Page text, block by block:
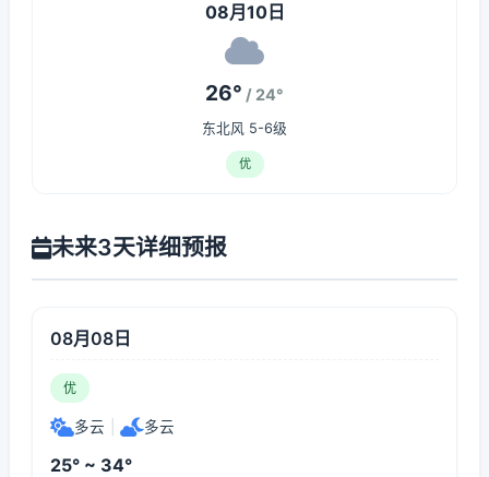
08月10日
26° / 24°
东北风 5-6级
优
未来3天详细预报
08月08日
优
多云 多云
25° ~ 34°